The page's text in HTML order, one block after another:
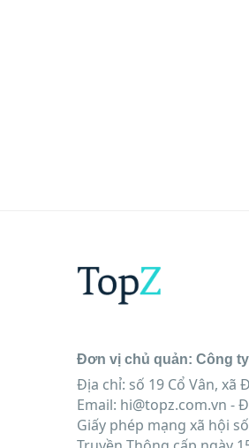
Đơn vị chủ quản: Công
Địa chỉ: số 19 Cổ Vân, xã
Email: hi@topz.com.vn -
Giấy phép mạng xã hội số